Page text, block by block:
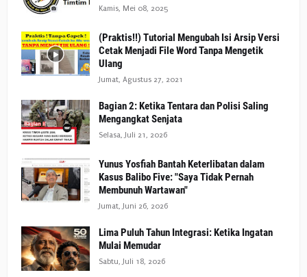
Kamis, Mei 08, 2025
(Praktis!!) Tutorial Mengubah Isi Arsip Versi
Cetak Menjadi File Word Tanpa Mengetik
Ulang
Jumat, Agustus 27, 2021
Bagian 2: Ketika Tentara dan Polisi Saling
Mengangkat Senjata
Selasa, Juli 21, 2026
Yunus Yosfiah Bantah Keterlibatan dalam
Kasus Balibo Five: "Saya Tidak Pernah
Membunuh Wartawan"
Jumat, Juni 26, 2026
Lima Puluh Tahun Integrasi: Ketika Ingatan
Mulai Memudar
Sabtu, Juli 18, 2026